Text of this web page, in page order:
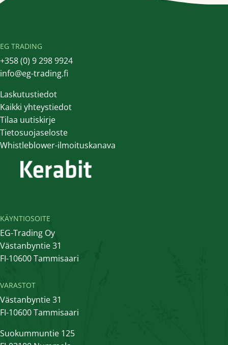
EG TRADING
+358 (0) 9 298 9924
info@eg-trading.fi
Laskutustiedot
Kaikki yhteystiedot
Tilaa uutiskirje
Tietosuojaseloste
Whistleblower-ilmoituskanava
KÄYNTIOSOITE
EG-Trading Oy
Västanbyntie 31
FI-10600 Tammisaari
VARASTOT
Västanbyntie 31
FI-10600 Tammisaari
Suokummuntie 125